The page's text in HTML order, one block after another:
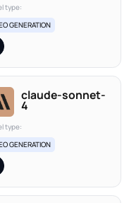
type:
GENERATION
claude-sonnet-
4
type:
GENERATION